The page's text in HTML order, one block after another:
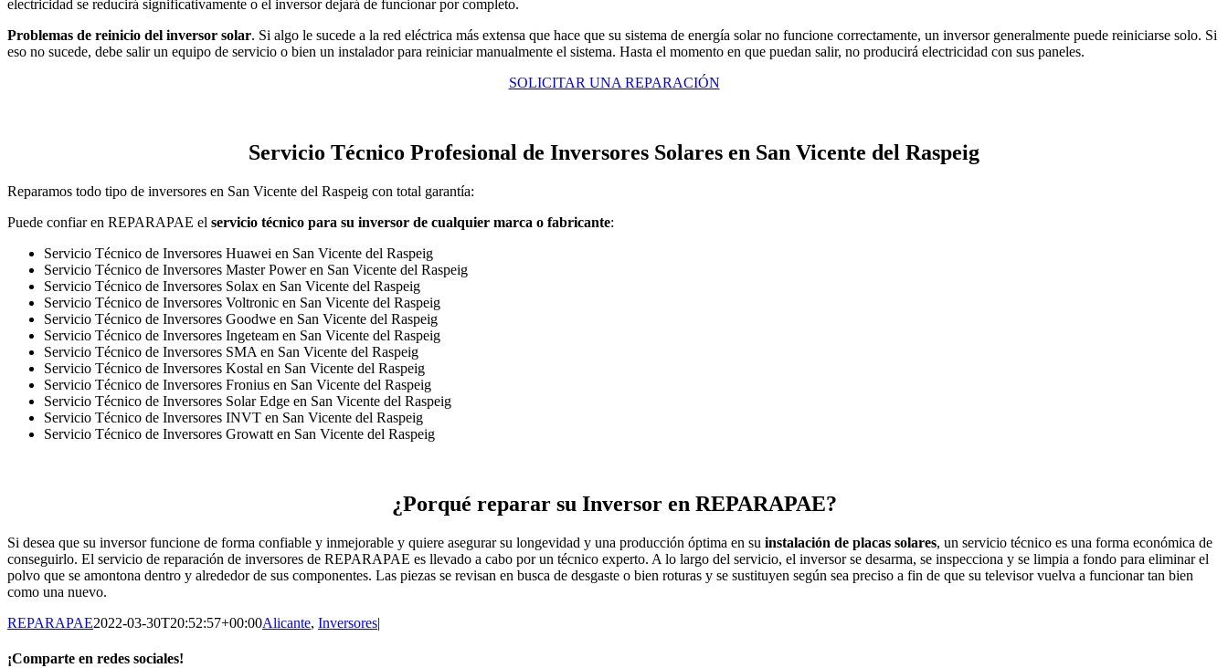
electricidad se reducirá significativamente o el inversor dejará de funcionar por completo.
Problemas de reinicio del inversor solar. Si algo le sucede a la red eléctrica más extensa que hace que su sistema de energía solar no funcione correctamente, un inversor generalmente puede reiniciarse solo. Si
eso no sucede, debe salir un equipo de servicio o bien un instalador para reiniciar manualmente el sistema. Hasta el momento en que puedan salir, no producirá electricidad con sus paneles.
SOLICITAR UNA REPARACIÓN
Servicio Técnico Profesional de Inversores Solares en San Vicente del Raspeig
Reparamos todo tipo de inversores en San Vicente del Raspeig con total garantía:
Puede confiar en REPARAPAE el servicio técnico para su inversor de cualquier marca o fabricante:
Servicio Técnico de Inversores Huawei en San Vicente del Raspeig
Servicio Técnico de Inversores Master Power en San Vicente del Raspeig
Servicio Técnico de Inversores Solax en San Vicente del Raspeig
Servicio Técnico de Inversores Voltronic en San Vicente del Raspeig
Servicio Técnico de Inversores Goodwe en San Vicente del Raspeig
Servicio Técnico de Inversores Ingeteam en San Vicente del Raspeig
Servicio Técnico de Inversores SMA en San Vicente del Raspeig
Servicio Técnico de Inversores Kostal en San Vicente del Raspeig
Servicio Técnico de Inversores Fronius en San Vicente del Raspeig
Servicio Técnico de Inversores Solar Edge en San Vicente del Raspeig
Servicio Técnico de Inversores INVT en San Vicente del Raspeig
Servicio Técnico de Inversores Growatt en San Vicente del Raspeig
¿Porqué reparar su Inversor en REPARAPAE?
Si desea que su inversor funcione de forma confiable y inmejorable y quiere asegurar su longevidad y una producción óptima en su instalación de placas solares, un servicio técnico es una forma económica de
conseguirlo. El servicio de reparación de inversores de REPARAPAE es llevado a cabo por un técnico experto. A lo largo del servicio, el inversor se desarma, se inspecciona y se limpia a fondo para eliminar el
polvo que se amontona dentro y alrededor de sus componentes. Las piezas se revisan en busca de desgaste o bien roturas y se sustituyen según sea preciso a fin de que su televisor vuelva a funcionar tan bien
como una nuevo.
REPARAPAE2022-03-30T20:52:57+00:00Alicante, Inversores|
¡Comparte en redes sociales!